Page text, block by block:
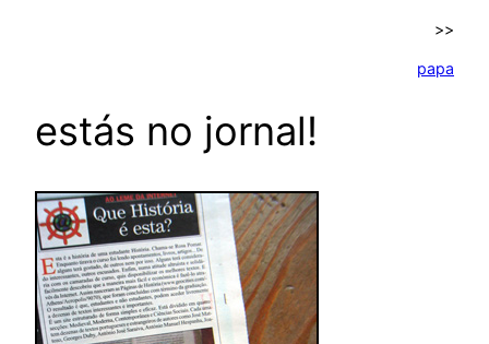
>>
papa
estás no jornal!